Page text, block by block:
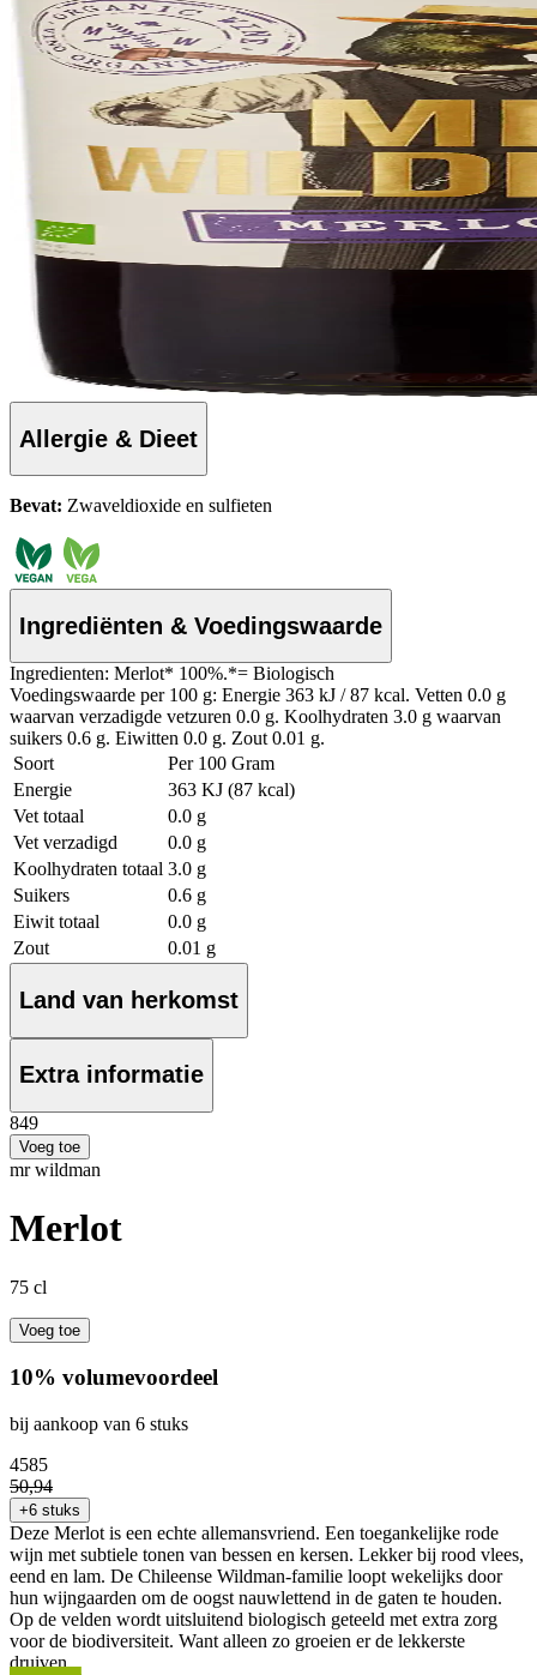
Allergie & Dieet
Bevat: Zwaveldioxide en sulfieten
Ingrediënten & Voedingswaarde
Ingredienten: Merlot* 100%.*= Biologisch
Voedingswaarde per 100 g: Energie 363 kJ / 87 kcal. Vetten 0.0 g
waarvan verzadigde vetzuren 0.0 g. Koolhydraten 3.0 g waarvan
suikers 0.6 g. Eiwitten 0.0 g. Zout 0.01 g.
Soort
Per 100 Gram
Energie
363 KJ (87 kcal)
Vet totaal
0.0 g
Vet verzadigd
0.0 g
Koolhydraten totaal 3.0 g
Suikers
0.6 g
Eiwit totaal
0.0 g
Zout
0.01 g
Land van herkomst
Extra informatie
849
Voeg toe
mr wildman
Merlot
75 cl
Voeg toe
10% volumevoordeel
bij aankoop van 6 stuks
4585
50,94
+6 stuks
Deze Merlot is een echte allemansvriend. Een toegankelijke rode
wijn met subtiele tonen van bessen en kersen. Lekker bij rood vlees,
eend en lam. De Chileense Wildman-familie loopt wekelijks door
hun wijngaarden om de oogst nauwlettend in de gaten te houden.
Op de velden wordt uitsluitend biologisch geteeld met extra zorg
voor de biodiversiteit. Want alleen zo groeien er de lekkerste
druiven.